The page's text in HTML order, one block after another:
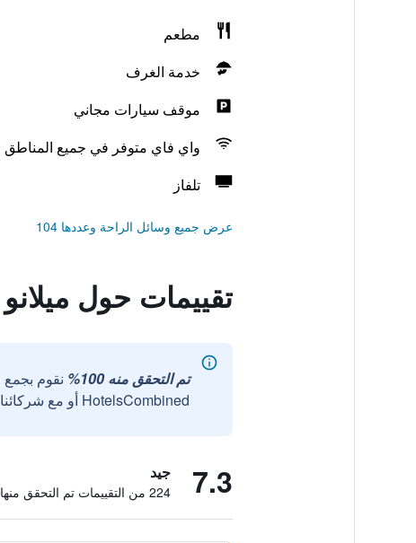
مطعم
خدمة الغرف
موقف سيارات مجاني
واي فاي متوفر في جميع المناطق
تلفاز
عرض جميع وسائل الراحة وعددها 104
تقييمات حول
تم التحقق منه 100%
نقوم
HotelsCombined أو مع شركائنا الخارجيين الموثوقين.
7.3 جيد
224 من التقييمات تم التحقق منها